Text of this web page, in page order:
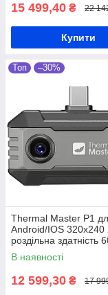
15 499,40 ₴ 22
Купити
Топ –30%
Thermal Master P1
Android/IOS 320x240
роздільна здатність
Тепловізор для
В наявності
12 599,30 ₴ 17